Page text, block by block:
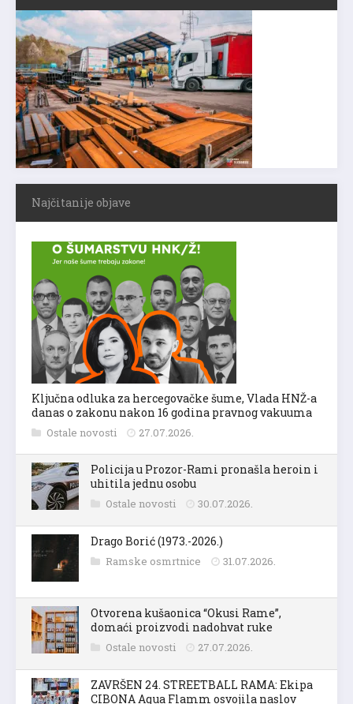
Najčitanije objave
Ključna odluka za hercegovačke šume, Vlada HNŽ-a
danas o zakonu nakon 16 godina pravnog vakuuma
Ostale novosti 27.07.2026.
Policija u Prozor-Rami pronašla heroin i
uhitila jednu osobu
Ostale novosti 30.07.2026.
Drago Borić (1973.-2026.)
Ramske osmrtnice 31.07.2026.
Otvorena kušaonica “Okusi Rame”,
domaći proizvodi nadohvat ruke
Ostale novosti 27.07.2026.
ZAVRŠEN 24. STREETBALL RAMA: Ekipa
CIBONA Aqua Flamm osvojila naslov